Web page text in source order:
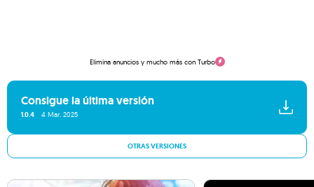
Elimina anuncios y mucho más con Turbo
Consigue la última versión
1.0.4 4 Mar. 2025
OTRAS VERSIONES